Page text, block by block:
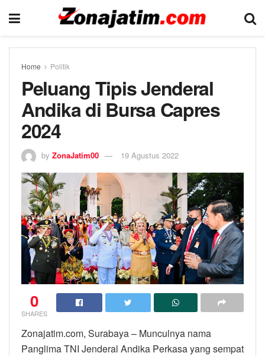
Home Politik
Peluang Tipis Jenderal
Andika di Bursa Capres
2024
by ZonaJatim00 19 Agustus 2022
0
SHARES
Zonajatim.com, Surabaya – Munculnya nama
Panglima TNI Jenderal Andika Perkasa yang sempat